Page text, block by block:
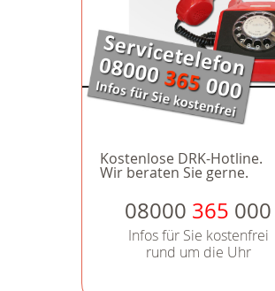
Kostenlose DRK-Hotline.
Wir beraten Sie gerne.
08000 365 000
Infos für Sie kostenfrei
rund um die Uhr